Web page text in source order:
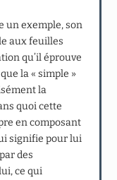
un exemple, son
aux feuilles
qu’il éprouve
la « simple »
la
quoi cette
en composant
signifie pour lui
des
ce qui